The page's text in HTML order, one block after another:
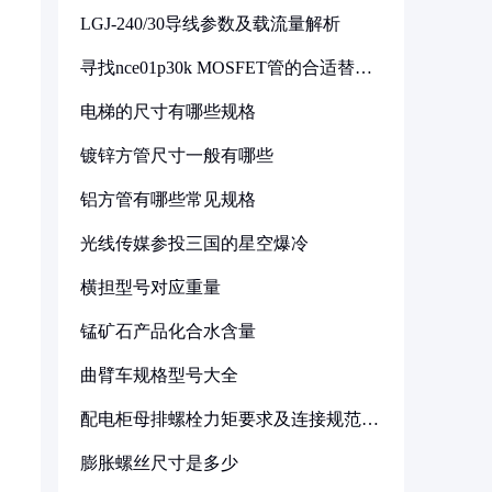
LGJ-240/30导线参数及载流量解析
寻找nce01p30k MOSFET管的合适替代
电梯的尺寸有哪些规格
镀锌方管尺寸一般有哪些
铝方管有哪些常见规格
光线传媒参投三国的星空爆冷
横担型号对应重量
锰矿石产品化合水含量
曲臂车规格型号大全
配电柜母排螺栓力矩要求及连接规范详
膨胀螺丝尺寸是多少